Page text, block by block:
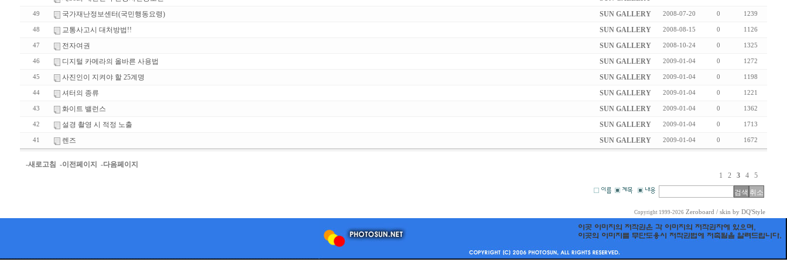
49 국가재난정보센터(국민행동요령) SUN GALLERY 2008-07-20 0 1239
48 교통사고시 대처방법!! SUN GALLERY 2008-08-15 0 1126
47 전자여권 SUN GALLERY 2008-10-24 0 1325
46 디지털 카메라의 올바른 사용법 SUN GALLERY 2009-01-04 0 1272
45 사진인이 지켜야 할 25계명 SUN GALLERY 2009-01-04 0 1198
44 셔터의 종류 SUN GALLERY 2009-01-04 0 1221
43 화이트 밸런스 SUN GALLERY 2009-01-04 0 1362
42 설경 촬영 시 적정 노출 SUN GALLERY 2009-01-04 0 1713
41 렌즈 SUN GALLERY 2009-01-04 0 1672
-새로고침 -이전페이지
-다음페이지
1
2 3 4 5
Copyright 1999-2026 Zeroboard / skin by DQ'Style